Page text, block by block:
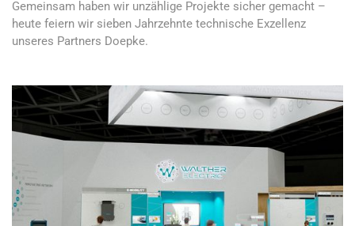
Gemeinsam haben wir unzählige Projekte sicher gemacht –
heute feiern wir sieben Jahrzehnte technische Exzellenz
unseres Partners Doepke.